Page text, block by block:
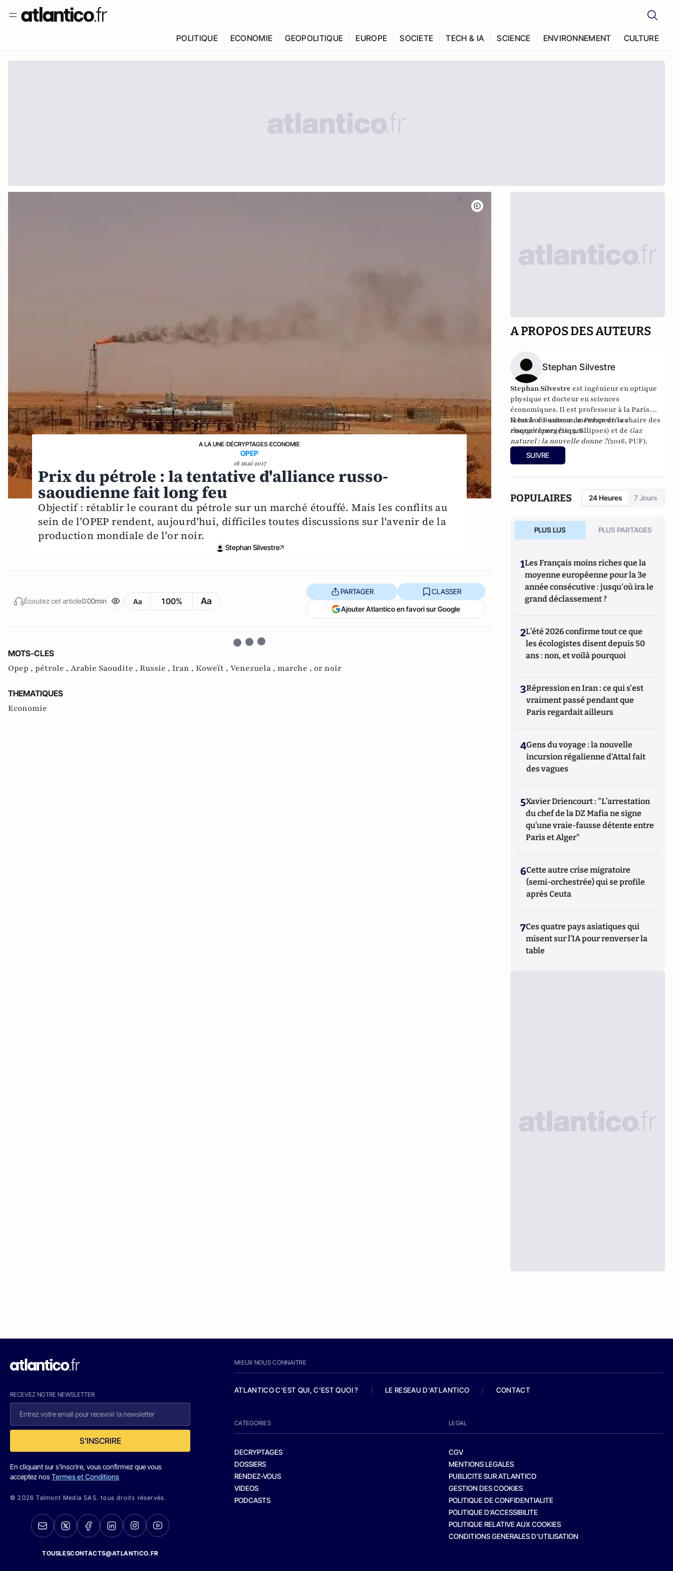
POLITIQUE ECONOMIE GEOPOLITIQUE EUROPE SOCIETE TECH & IA SCIENCE ENVIRONNEMENT CULTURE
A LA UNE›DÉCRYPTAGES›ECONOMIE
OPEP
16 mai 2017
Prix du pétrole : la tentative d'alliance russo-
saoudienne fait long feu
Objectif : rétablir le courant du pétrole sur un marché étouffé. Mais les conflits au
sein de l'OPEP rendent, aujourd'hui, difficiles toutes discussions sur l'avenir de la
production mondiale de l'or noir.
Stephan Silvestre
Écoutez cet article0:00min Aa 100% Aa
PARTAGER CLASSER
Ajouter Atlantico en favori sur Google
MOTS-CLES
Opep , pétrole , Arabie Saoudite , Russie , Iran , Koweït , Venezuela , marche , or noir
THEMATIQUES
Economie
A PROPOS DES AUTEURS
Stephan Silvestre
Stephan Silvestre est ingénieur en optique
physique et docteur en sciences
économiques. Il est professeur à la Paris
School of Business, membre de la chaire des
risques énergétiques.
Il est le co-auteur dePerspectives
énergétiques (2013, Ellipses) et de Gaz
naturel : la nouvelle donne ?(2016, PUF).
SUIVRE
POPULAIRES 24 Heures 7 Jours
PLUS LUS PLUS PARTAGES
1Les Français moins riches que la
moyenne européenne pour la 3e
année consécutive : jusqu'où ira le
grand déclassement ?
2L’été 2026 confirme tout ce que
les écologistes disent depuis 50
ans : non, et voilà pourquoi
3Répression en Iran : ce qui s'est
vraiment passé pendant que
Paris regardait ailleurs
4Gens du voyage : la nouvelle
incursion régalienne d'Attal fait
des vagues
5Xavier Driencourt : "L’arrestation
du chef de la DZ Mafia ne signe
qu’une vraie-fausse détente entre
Paris et Alger"
6Cette autre crise migratoire
(semi-orchestrée) qui se profile
après Ceuta
7Ces quatre pays asiatiques qui
misent sur l’IA pour renverser la
table
RECEVEZ NOTRE NEWSLETTER
S'INSCRIRE
En cliquant sur s'inscrire, vous confirmez que vous
acceptez nosTermes et Conditions
© 2026 Talmont Media SAS. tous droits réservés.
TOUSLESCONTACTS@ATLANTICO.FR
MIEUX NOUS CONNAITRE
ATLANTICO C'EST QUI, C'EST QUOI ? / LE RESEAU D'ATLANTICO / CONTACT
CATEGORIES
DECRYPTAGES
DOSSIERS
RENDEZ-VOUS
VIDEOS
PODCASTS
LEGAL
CGV
MENTIONS LEGALES
PUBLICITE SUR ATLANTICO
GESTION DES COOKIES
POLITIQUE DE CONFIDENTIALITE
POLITIQUE D’ACCESSIBILITE
POLITIQUE RELATIVE AUX COOKIES
CONDITIONS GENERALES D’UTILISATION